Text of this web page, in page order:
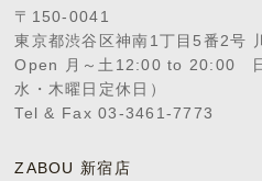
〒150-0041
東京都渋谷区神南1丁目5番2号
Open 月～土12:00 to 20:00
水・木曜日定休日）
Tel & Fax 03-3461-7773
ZABOU 新宿店